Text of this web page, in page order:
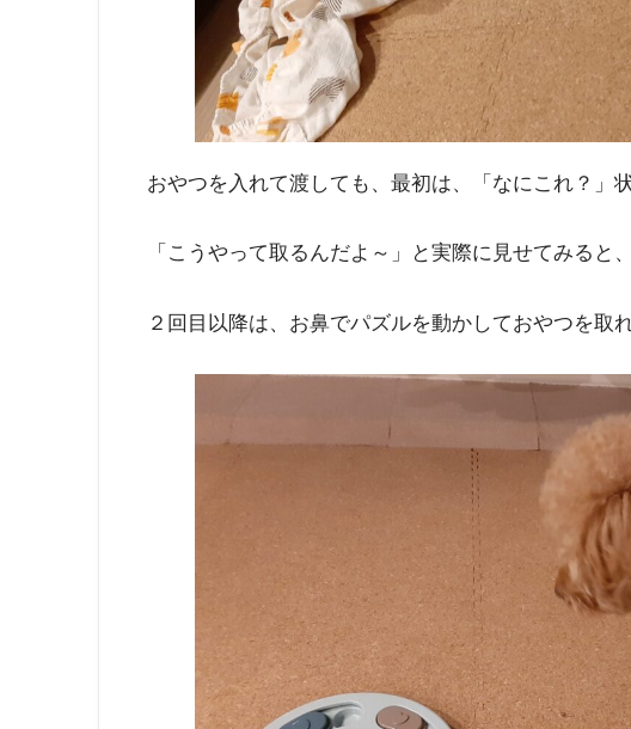
おやつを入れて渡しても、最初は、「なにこれ？」
「こうやって取るんだよ～」と実際に見せてみると
２回目以降は、お鼻でパズルを動かしておやつを取